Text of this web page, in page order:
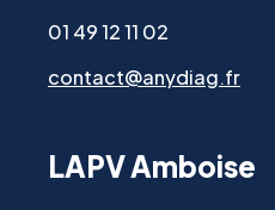
01 49 12 11 02
contact@anydiag.fr
LAPV Amboise